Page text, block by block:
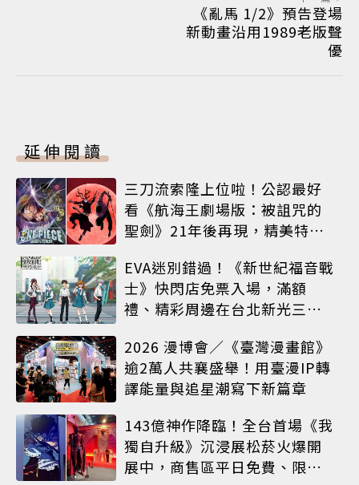
《亂馬 1/2》預告登場
新動畫沿用1989老版聲
優
延伸閱讀
三刀流索隆上位啦！公認最好
看《航海王劇場版：被詛咒的
聖劍》21年後再現，精美特典
EVA迷別錯過！《新世紀福音戰
士》快閃店免票入場，滿額
禮、精彩周邊在台北新光三越
2026 漫博會／《臺灣漫畫館》
逾2萬人共襄盛舉！用臺漫IP轉
譯能量與追星潮寫下新篇章
143億神作降臨！全台首場《我
獨自升級》沉浸展松菸火爆開
展中，商售區平日免費、限定